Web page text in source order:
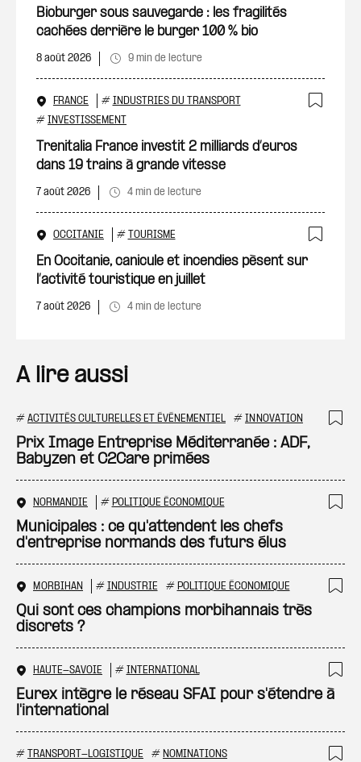
Bioburger sous sauvegarde : les fragilités
cachées derrière le burger 100 % bio
8 août 2026 9 min de lecture
FRANCE # INDUSTRIES DU TRANSPORT
# INVESTISSEMENT
Trenitalia France investit 2 milliards d’euros
dans 19 trains à grande vitesse
7 août 2026 4 min de lecture
OCCITANIE # TOURISME
En Occitanie, canicule et incendies pèsent sur
l’activité touristique en juillet
7 août 2026 4 min de lecture
A lire aussi
# ACTIVITÉS CULTURELLES ET ÉVÉNEMENTIEL # INNOVATION
Prix Image Entreprise Méditerranée : ADF,
Babyzen et C2Care primées
NORMANDIE # POLITIQUE ÉCONOMIQUE
Municipales : ce qu'attendent les chefs
d'entreprise normands des futurs élus
MORBIHAN # INDUSTRIE # POLITIQUE ÉCONOMIQUE
Qui sont ces champions morbihannais très
discrets ?
HAUTE-SAVOIE # INTERNATIONAL
Eurex intègre le réseau SFAI pour s'étendre à
l'international
# TRANSPORT-LOGISTIQUE # NOMINATIONS